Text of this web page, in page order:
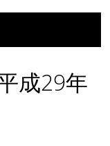
成29年